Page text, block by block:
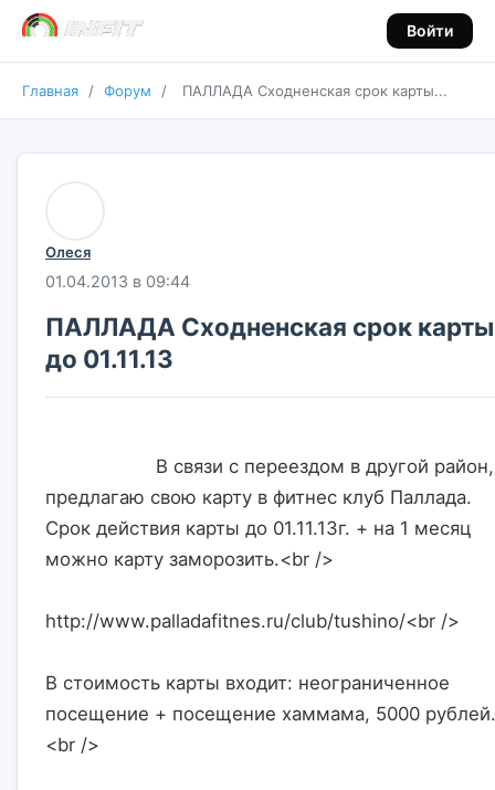
Войти
Главная / Форум / ПАЛЛАДА Сходненская срок карты...
Олеся
01.04.2013 в 09:44
ПАЛЛАДА Сходненская срок карты
до 01.11.13
предлагаю свою карту в фитнес клуб Паллада.
Срок действия карты до 01.11.13г. + на 1 месяц
можно карту заморозить.<br />
http://www.palladafitnes.ru/club/tushino/<br />
В стоимость карты входит: неограниченное
посещение + посещение хаммама, 5000 рублей.
<br />